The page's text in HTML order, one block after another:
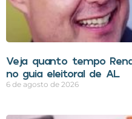
Veja quanto tempo
no guia eleitoral de AL
6 de agosto de 2026